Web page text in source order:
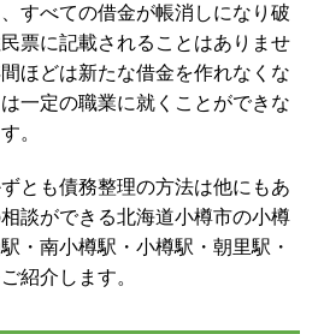
すべての借金が帳消しになり破
票に記載されることはありませ
ほどは新たな借金を作れなくな
一定の職業に就くことができな
。
とも債務整理の方法は他にもあ
談ができる北海道小樽市の小樽
・南小樽駅・小樽駅・朝里駅・
紹介します。